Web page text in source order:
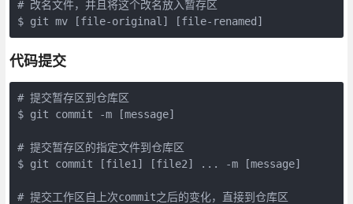
# 改名文件，并且将这个改名放入暂存区
$ git mv [file-original] [file-renamed]
代码提交
# 提交暂存区到仓库区
$ git commit -m [message]
# 提交暂存区的指定文件到仓库区
$ git commit [file1] [file2] ... -m [message]
# 提交工作区自上次commit之后的变化，直接到仓库区